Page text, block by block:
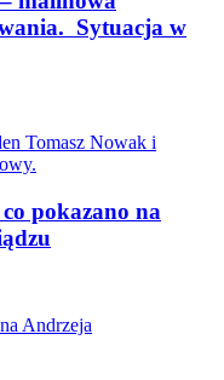
Sytuacja w
pokazano na